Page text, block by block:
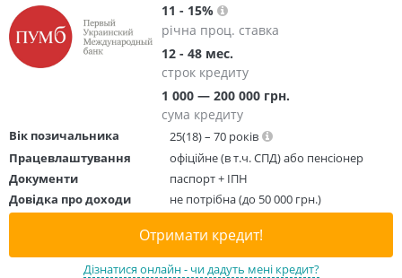
11 - 15%
річна проц. ставка
12 - 48 мес.
строк кредиту
1 000 — 200 000 грн.
сума кредиту
Вік позичальника
25(18) – 70 років
Працевлаштування
офіційне (в т.ч. СПД) або пенсіонер
Документи
паспорт + ІПН
Довідка про доходи
не потрібна (до 50 000 грн.)
Отримати кредит!
Дізнатися онлайн - чи дадуть мені кредит?